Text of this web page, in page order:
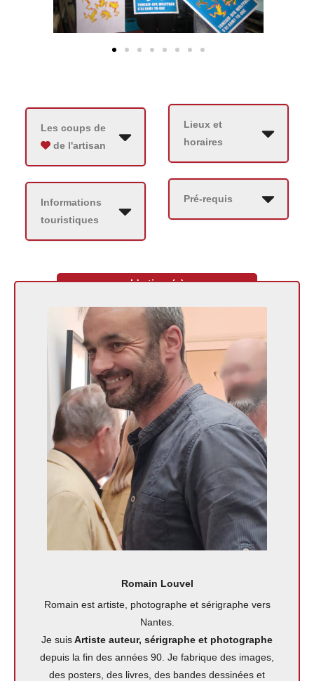
Les coups de
de l'artisan
Informations
touristiques
Lieux et
horaires
Pré-requis
L'artisan(e)
Romain Louvel
Romain est artiste, photographe et sérigraphe vers
Nantes.
Je suisArtiste auteur, sérigraphe et photographe
depuis la fin des années 90. Je fabrique des images,
des posters, des livres, des bandes dessinées et